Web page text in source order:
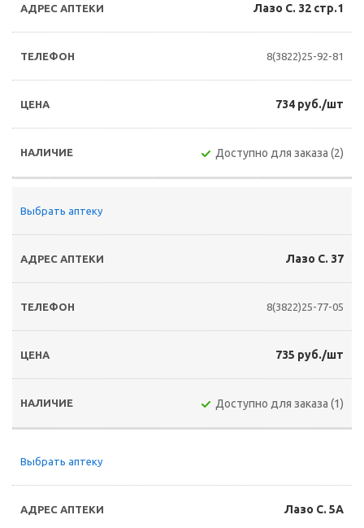
Лазо С. 32 стр.1
8(3822)25-92-81
734 руб./шт
Доступно для заказа (2)
Выбрать аптеку
Лазо С. 37
8(3822)25-77-05
735 руб./шт
Доступно для заказа (1)
Выбрать аптеку
Лазо С. 5А